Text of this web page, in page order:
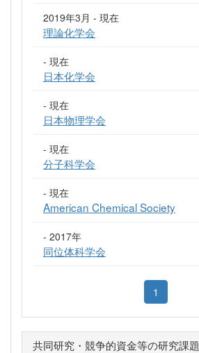
2019年3月 - 現在
理論化学会
- 現在
日本化学会
- 現在
日本物理学会
- 現在
分子科学会
- 現在
American Chemical Society
- 2017年
同位体科学会
1
共同研究・競争的資金等の研究課題